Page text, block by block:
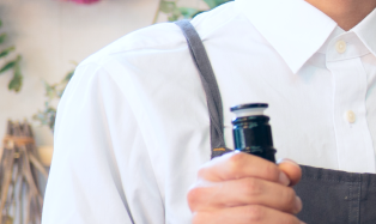
Q&A
・相談窓口
・お問合せ・リン
・プライバシーポリシー
・サイトマップ